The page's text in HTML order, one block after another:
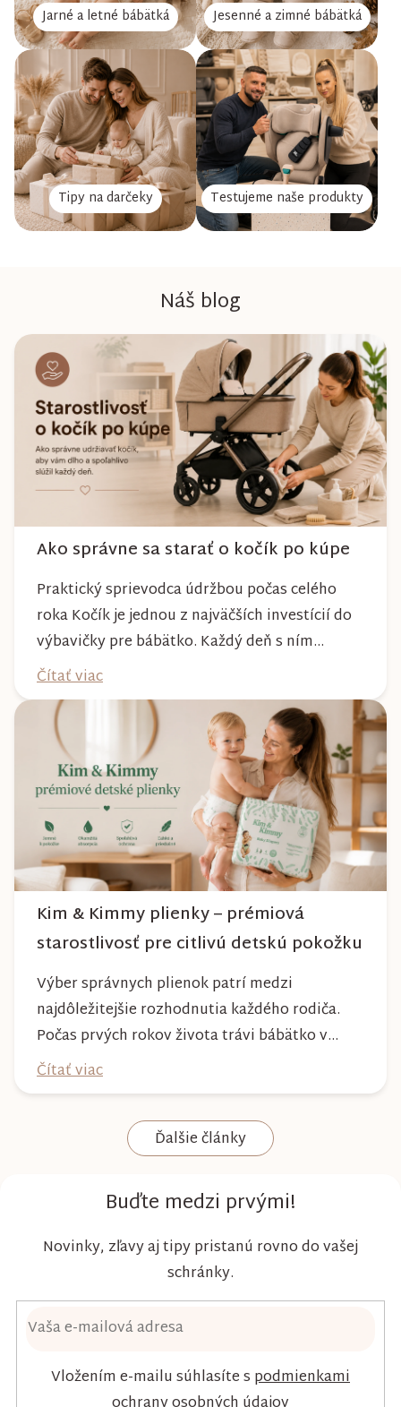
Jarné a letné bábätká Jesenné a zimné bábätká
Tipy na darčeky Testujeme naše produkty
Náš blog
Ako správne sa starať o kočík po kúpe
Praktický sprievodca údržbou počas celého
roka Kočík je jednou z najväčších investícií do
výbavičky pre bábätko. Každý deň s ním
absolvujete prechádzky po meste, v parkoch,
na lesných chodníkoch aj počas nepriaznivého
počasia. Pravidelnou starostlivosťou si však
môžete byť istí, že vám bude spoľahlivo slúžiť
dlhé roky a zachová si svoj krásny vzhľ...
Čítať viac
Kim & Kimmy plienky – prémiová
starostlivosť pre citlivú detskú pokožku
Výber správnych plienok patrí medzi
najdôležitejšie rozhodnutia každého rodiča.
Počas prvých rokov života trávi bábätko v
plienke väčšinu dňa, preto by mala poskytovať
nielen spoľahlivú ochranu, ale aj maximálny
komfort a šetrnosť k citlivej pokožke. Plienky
Kim & Kimmy boli vyvinuté s dôrazom na
Čítať viac
Ďalšie články
Buďte medzi prvými!
Novinky, zľavy aj tipy pristanú rovno do vašej
schránky.
Vložením e-mailu súhlasíte s podmienkami